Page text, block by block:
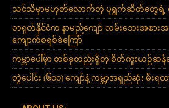
သင်သိမှာမဟုတ်လောက်တဲ့ ပုရွက်ဆိတ်တွေရဲ့ ထူးခ
တရုတ်နိုင်ငံက နာမည်ကျော် လမ်းဘေးအစား
ကျောက်စရစ်ခဲကြော်
ကမ္ဘာပေါ်မှာ တစ်ခုတည်းရှိတဲ့ စိတ်ကူးယဉ်ဆန်
တွဲပေါင်း (၆၀၀) ကျော်နဲ့ ကမ္ဘာ့အရှည်ဆုံး မီးရထ